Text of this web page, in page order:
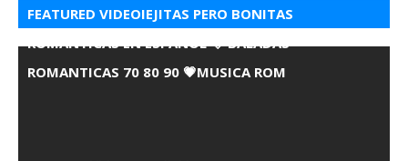
FEATURED VIDEOIEJITAS PERO BONITAS
ROMANTICAS EN ESPANOL 💘 BALADAS
ROMANTICAS 70 80 90 💗MUSICA ROM